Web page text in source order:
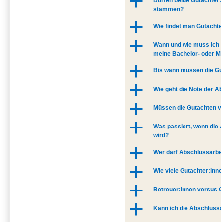
stammen?
a Wie findet man
a
Wann und wie muss
meine Bachelor- oder
a Bis wann müssen die
a Wie geht die Note der
a Müssen die Gutachten
a
Was passiert, wenn
wird?
a Wer darf
a Wie viele
a Betreuer:innen versus
a Kann ich die